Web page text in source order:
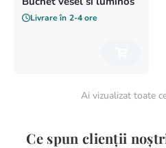
Livrare în 2-4 ore
Ai vizualizat toate
Ce spun clienții